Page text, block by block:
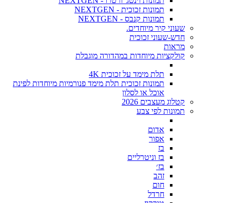
תמונות זכוכית - NEXTGEN
תמונות קנבס - NEXTGEN
שעוני קיר מיוחדים.
חדש-שעוני זכוכית
מראות
קולקציות מיוחדות במהדורה מוגבלת
תלת מימד על זכוכית 4K
תמונות זכוכית תלת מימד פנורמיות מיוחדות לפינת
אוכל או לסלון
קטלוג מעצבים 2026
תמונות לפי צבע
אדום
אפור
בז
בז וניטרליים
בז׳
זהב
חום
חרדל